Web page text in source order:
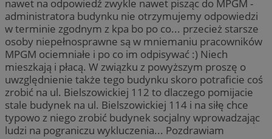
nawet na odpowiedź zwykle nawet pisząc do MPGM -
administratora budynku nie otrzymujemy odpowiedzi
w terminie zgodnym z kpa bo po co... przecież starsze
osoby niepełnosprawne są w mniemaniu pracowników
MPGM ociemniałe i po co im odpisywać :) Niech
mieszkają i płacą. W związku z powyższym proszę o
uwzględnienie także tego budynku skoro potraficie coś
zrobić na ul. Bielszowickiej 112 to dlaczego pomijacie
stale budynek na ul. Bielszowickiej 114 i na siłę chce
typowo z niego zrobić budynek socjalny wprowadzając
ludzi na pograniczu wykluczenia... Pozdrawiam